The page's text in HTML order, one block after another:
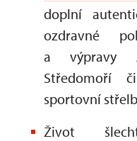
doplní
ozdravné
a výpravy
Středomoří
sportovní
Život